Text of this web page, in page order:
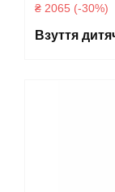
₴ 2065 (-30%)
Взуття